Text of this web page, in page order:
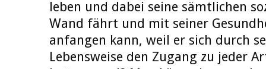
leben und dabei seine sämtlichen
Wand fährt und mit seiner
anfangen kann, weil er sich durch
Lebensweise den Zugang zu jeder